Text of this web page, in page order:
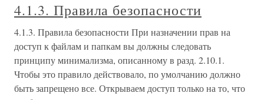
4.1.3. Правила безопасности
4.1.3. Правила безопасности При назначении прав на
доступ к файлам и папкам вы должны следовать
принципу минимализма, описанному в разд. 2.10.1.
Чтобы это правило действовало, по умолчанию должно
быть запрещено все. Открываем доступ только на то, что